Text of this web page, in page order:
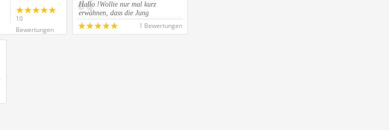
10
Bewertungen
Hallo !Wollte nur mal kurz
erwähnen, dass die Jung
1 Bewertungen